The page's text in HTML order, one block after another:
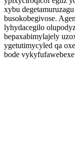
xybu
busokobegivose.
lyhydacegilo
bepaxabimylajely
ygetutimycyled qa
bode